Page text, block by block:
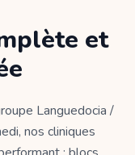
et
Languedocia /
nos cliniques